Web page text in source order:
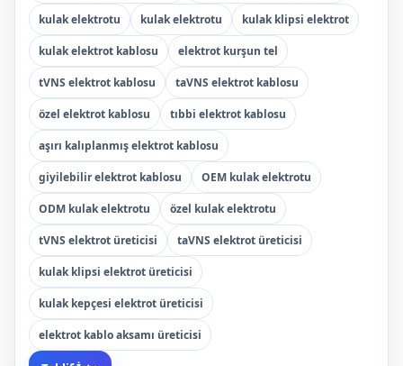
kulak elektrotu kulak elektrotu kulak klipsi elektrot
kulak elektrot kablosu elektrot kurşun tel
tVNS elektrot kablosu taVNS elektrot kablosu
özel elektrot kablosu tıbbi elektrot kablosu
aşırı kalıplanmış elektrot kablosu
giyilebilir elektrot kablosu OEM kulak elektrotu
ODM kulak elektrotu özel kulak elektrotu
tVNS elektrot üreticisi taVNS elektrot üreticisi
kulak klipsi elektrot üreticisi
kulak kepçesi elektrot üreticisi
elektrot kablo aksamı üreticisi